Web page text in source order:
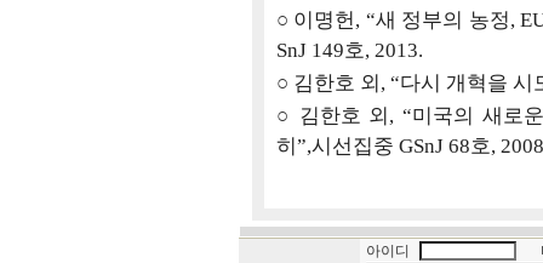
○ 이명헌, “새 정부의 농정,
SnJ 149호, 2013.
○ 김한호 외, “다시 개혁을 시
○
김한호 외, “미국의 새로
히”,시선집중 GSnJ 68호,
아이디